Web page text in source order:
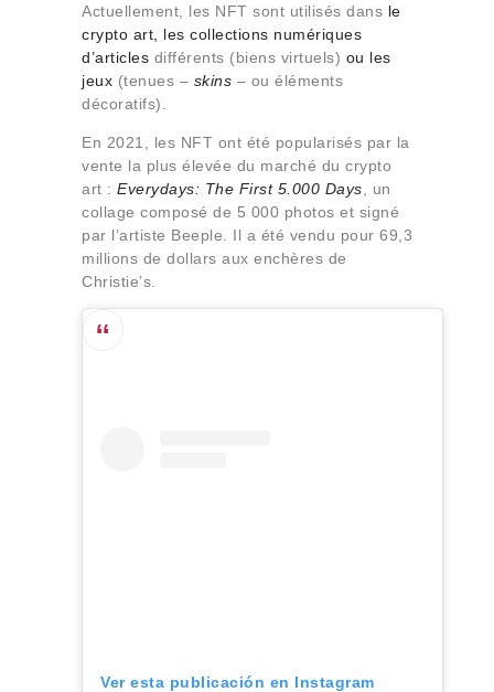
Actuellement, les NFT sont utilisés dans le
crypto art, les collections numériques
d’articles différents (biens virtuels) ou les
jeux (tenues – skins – ou éléments
décoratifs).
En 2021, les NFT ont été popularisés par la
vente la plus élevée du marché du crypto
art : Everydays: The First 5.000 Days, un
collage composé de 5 000 photos et signé
par l’artiste Beeple. Il a été vendu pour 69,3
millions de dollars aux enchères de
Christie’s.
Ver esta publicación en Instagram